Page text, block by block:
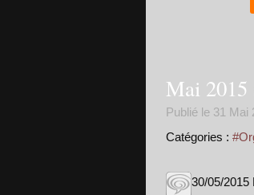
Mai 2015
Publié le 31 Mai
Catégories :
30/05/2015